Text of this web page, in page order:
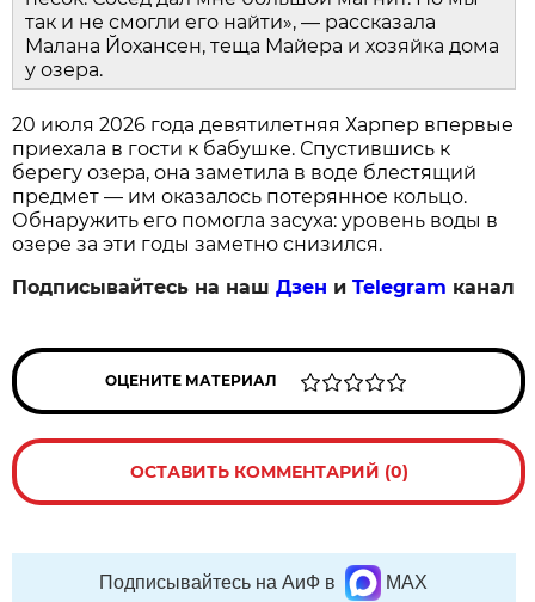
так и не смогли его найти», — рассказала
Малана Йохансен, теща Майера и хозяйка дома
у озера.
20 июля 2026 года девятилетняя Харпер впервые
приехала в гости к бабушке. Спустившись к
берегу озера, она заметила в воде блестящий
предмет — им оказалось потерянное кольцо.
Обнаружить его помогла засуха: уровень воды в
озере за эти годы заметно снизился.
Подписывайтесь на нашДзен иTelegram канал
ОЦЕНИТЕ МАТЕРИАЛ
ОСТАВИТЬ КОММЕНТАРИЙ (0)
Подписывайтесь на АиФ в MAX